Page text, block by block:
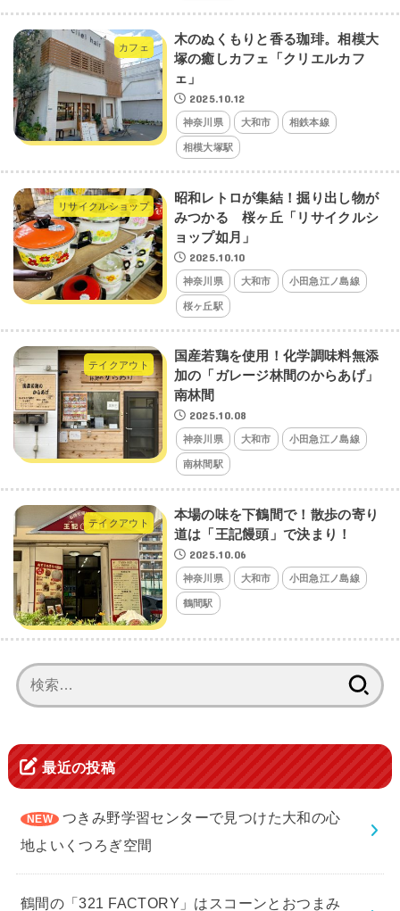
カフェ
木のぬくもりと香る珈琲。相模大
塚の癒しカフェ「クリエルカフ
ェ」
2025.10.12
神奈川県 大和市 相鉄本線
相模大塚駅
リサイクルショップ
昭和レトロが集結！掘り出し物が
みつかる 桜ヶ丘「リサイクルシ
ョップ如月」
2025.10.10
神奈川県 大和市 小田急江ノ島線
桜ヶ丘駅
テイクアウト
国産若鶏を使用！化学調味料無添
加の「ガレージ林間のからあげ」
南林間
2025.10.08
神奈川県 大和市 小田急江ノ島線
南林間駅
テイクアウト
本場の味を下鶴間で！散歩の寄り
道は「王記饅頭」で決まり！
2025.10.06
神奈川県 大和市 小田急江ノ島線
鶴間駅
索:
最近の投稿
つきみ野学習センターで見つけた大和の心
地よいくつろぎ空間
鶴間の「321 FACTORY」はスコーンとおつまみ